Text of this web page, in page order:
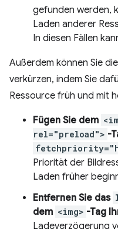
gefunden werden,
Laden anderer
In diesen Fällen
Außerdem können Sie
verkürzen, indem Sie
Ressource früh und mit
Fügen Sie dem
rel="preload"> -
Priorität der
Laden früher
Entfernen Sie das
dem <img> -Tag
Ladeverzögerung